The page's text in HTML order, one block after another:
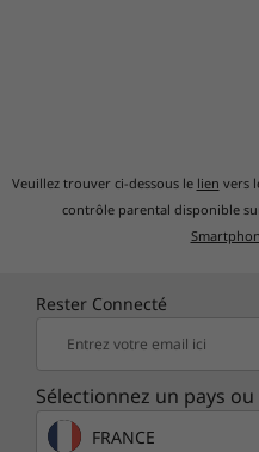
Veuillez trouver ci-dessous le lien vers
contrôle parental disponible
Rester Connecté
Entrez votre email ici
Sélectionnez un pays
FRANCE